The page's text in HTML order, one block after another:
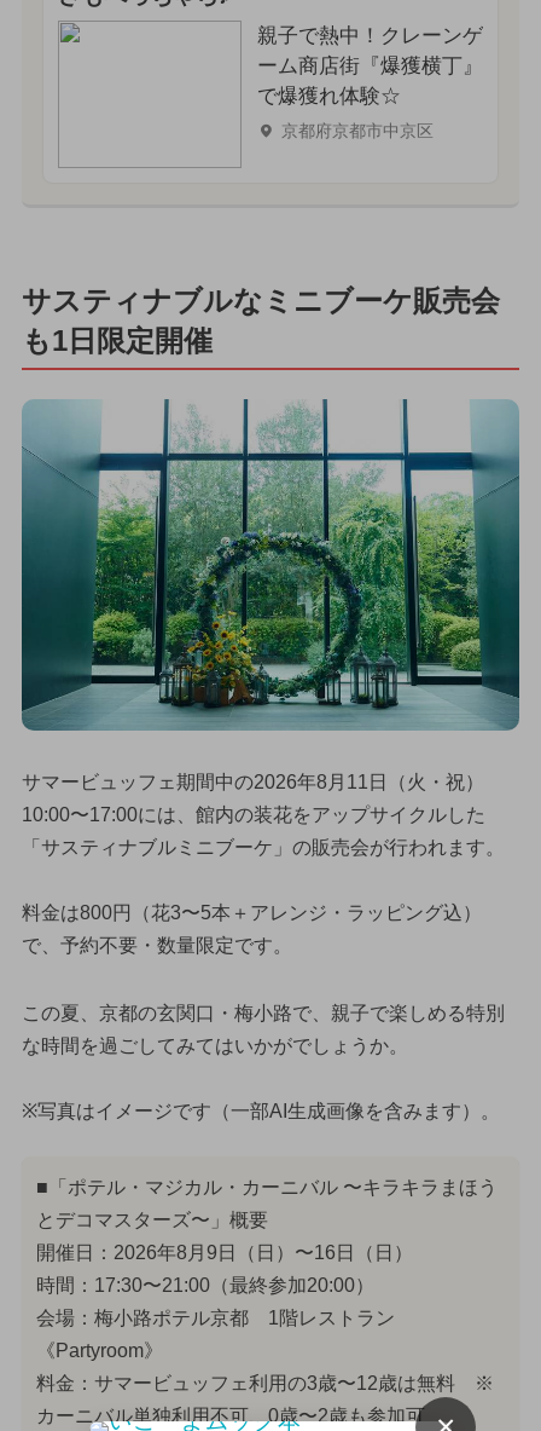
親子で熱中！クレーンゲ
ーム商店街『爆獲横丁』
で爆獲れ体験☆
京都府京都市中京区
サスティナブルなミニブーケ販売会
も1日限定開催
サマービュッフェ期間中の2026年8月11日（火・祝）
10:00〜17:00には、館内の装花をアップサイクルした
「サスティナブルミニブーケ」の販売会が行われます。
料金は800円（花3〜5本＋アレンジ・ラッピング込）
で、予約不要・数量限定です。
この夏、京都の玄関口・梅小路で、親子で楽しめる特別
な時間を過ごしてみてはいかがでしょうか。
※写真はイメージです（一部AI生成画像を含みます）。
■「ポテル・マジカル・カーニバル 〜キラキラまほう
とデコマスターズ〜」概要
開催日：2026年8月9日（日）〜16日（日）
時間：17:30〜21:00（最終参加20:00）
会場：梅小路ポテル京都 1階レストラン
《Partyroom》
料金：サマービュッフェ利用の3歳〜12歳は無料 ※
カーニバル単独利用不可、0歳〜2歳も参加可